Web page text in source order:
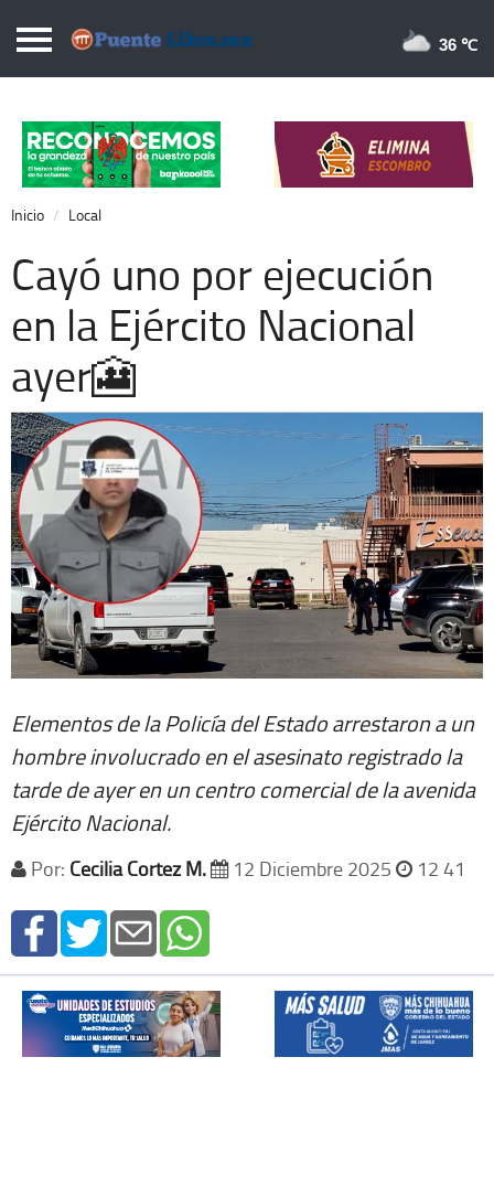
Puentelibre.mx
Local
Nacional
Opinión
Cronos
Economía
Espectáculos
Deportes
Extra +
36 ℃
Inicio Local
Cayó uno por ejecución
en la Ejército Nacional
ayer🎦
Elementos de la Policía del Estado arrestaron a un
hombre involucrado en el asesinato registrado la
tarde de ayer en un centro comercial de la avenida
Ejército Nacional.
Por: Cecilia Cortez M. 12 Diciembre 2025 12 41